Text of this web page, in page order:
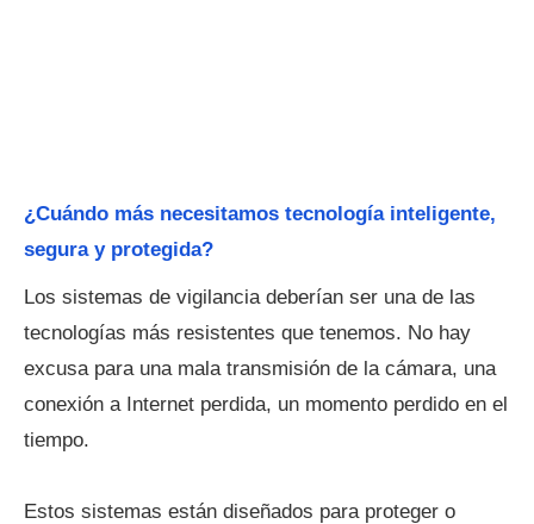
¿Cuándo más necesitamos tecnología inteligente,
segura y protegida?
Los sistemas de vigilancia deberían ser una de las
tecnologías más resistentes que tenemos. No hay
excusa para una mala transmisión de la cámara, una
conexión a Internet perdida, un momento perdido en el
tiempo.
Estos sistemas están diseñados para proteger o